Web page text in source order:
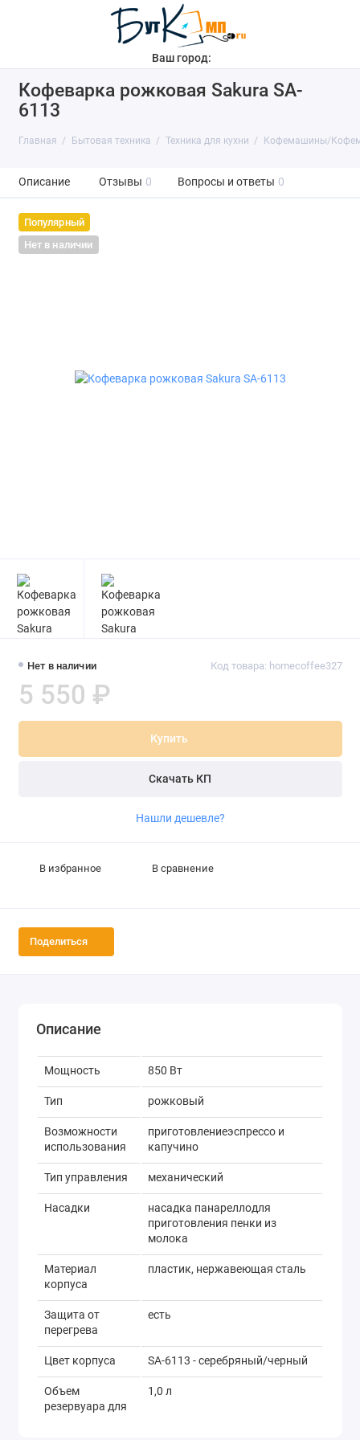
Ваш город:
Кофеварка рожковая Sakura SA-
6113
Главная Бытовая техника Техника для кухни Кофемашины/
Описание Отзывы 0 Вопросы и ответы 0
Популярный
Нет в наличии
Нет в наличии Код товара: homecoffee327
5 550 ₽
Купить
Скачать КП
Нашли дешевле?
В избранное В сравнение
Поделиться
Описание
Мощность 850 Вт
Тип рожковый
Возможности
использования
приготовлениеэспрессо и
капучино
Тип управления механический
Насадки
насадка панареллодля
приготовления пенки из
молока
Материал
корпуса
пластик, нержавеющая сталь
Защита от
перегрева
есть
Цвет корпуса SA-6113 - серебряный/черный
Объем
резервуара для
1,0 л